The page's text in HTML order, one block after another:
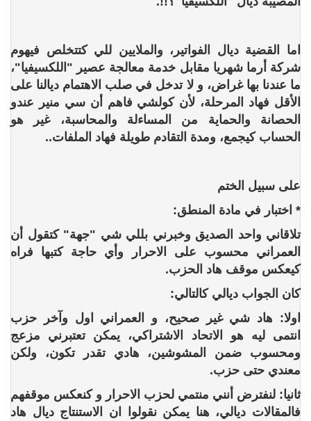
اما القضية ديال الفواتير، والملايين للي كتتخلص فيهوم
شركة أرما شهريا مقابل خدمة معالجة عصير "اللكسيفيا"،
ما عندنا بها غراض، و لا تدخل في صلب الاهتمام ديالنا على
الأقل فهاد المرحلة، لأن كولشي فاهم أن سي منير عندو
الحصانة والحماية من المساءلة والمحاسبة، غير هو
الحساب كيجمع، ومدة التقادم طويلة فهاد الملفات..
على سبيل الختم
* اختبار في مادة المنطق:
تلاقاني واحد الصديق وخبرني بللي شي "جهة" كتقول أن
العمراني محسوب على الاحرار وأي حاجة كتبها فراه
كيعكس موقف هاد الحزب.
كان الجواب ديالي كالتالي:
اولا: هاد شي غير صحيح، و العمراني اول وآخر حزب
انتمى ليه هو الاتحاد الاشتراكي، يمكن تعتبرني مزعج
ومحسوب ضمن المشوشين، هادي تقدر تكون، ولكن
معندي حتى حزب.
ثانيا: لنفترض أنني منتمي لحزب الاحرار و كنعكس موقفهم
فالمقالات ديالي، هنا يمكن نقولوا ان الاستنتاج ديال هاد